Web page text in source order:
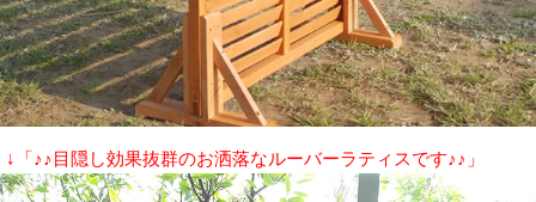
↓「♪♪目隠し効果抜群のお洒落なルーバーラティスです♪♪」